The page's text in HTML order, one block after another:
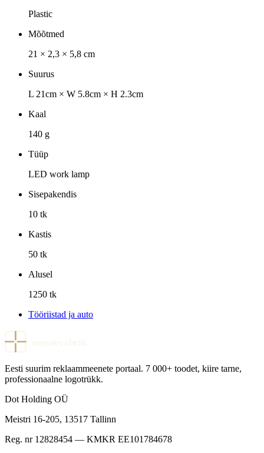
Plastic
Mõõtmed
21 × 2,3 × 5,8 cm
Suurus
L 21cm × W 5.8cm × H 2.3cm
Kaal
140 g
Tüüp
LED work lamp
Sisepakendis
10 tk
Kastis
50 tk
Alusel
1250 tk
Tööriistad ja auto
Eesti suurim reklaammeenete portaal. 7 000+ toodet, kiire tarne,
professionaalne logotrükk.
Dot Holding OÜ
Meistri 16-205, 13517 Tallinn
Reg. nr 12828454 — KMKR EE101784678